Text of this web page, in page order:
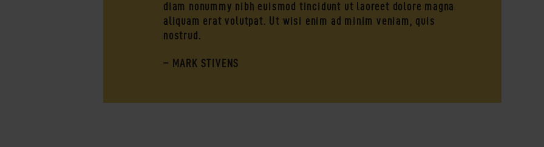
diam nonummy nibh euismod tincidunt ut laoreet dolore magna
aliquam erat volutpat. Ut wisi enim ad minim veniam, quis
nostrud.
– MARK STIVENS